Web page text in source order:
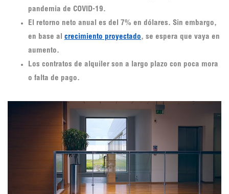
pandemia de COVID-19.
El retorno neto anual es del 7% en dólares. Sin embargo,
en base al crecimiento proyectado, se espera que vaya en
aumento.
Los contratos de alquiler son a largo plazo con poca mora
o falta de pago.